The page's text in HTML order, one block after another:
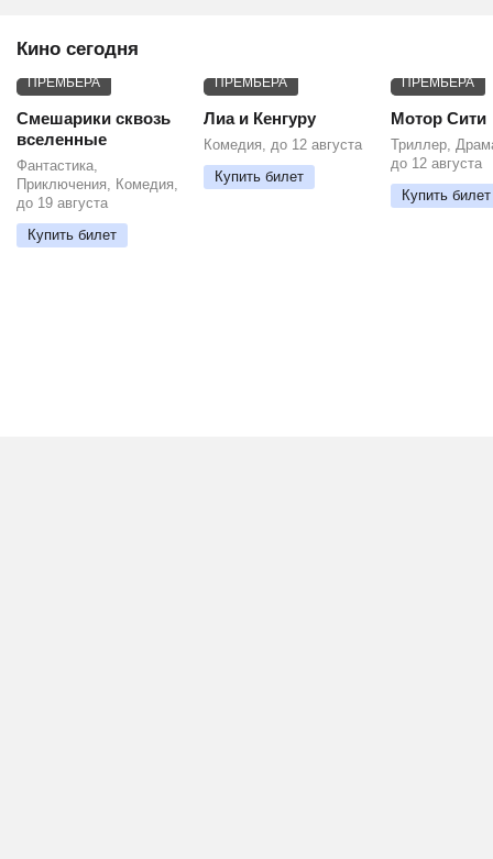
Кино сегодня
ПРЕМЬЕРА
Смешарики сквозь
вселенные
Фантастика,
Приключения, Комедия,
до 19 августа
Купить билет
ПРЕМЬЕРА
Лиа и Кенгуру
Комедия, до 12 августа
Купить билет
ПРЕМЬЕРА
Мотор Сити
Триллер,
до 12 августа
Купить билет